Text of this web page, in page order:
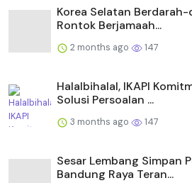
Korea Selatan Berdarah-
Rontok Berjamaah...
2 months ago 147
Halalbihalal, IKAPI
Solusi Persoalan ...
3 months ago 147
Sesar Lembang Simpan
Bandung Raya Teran...